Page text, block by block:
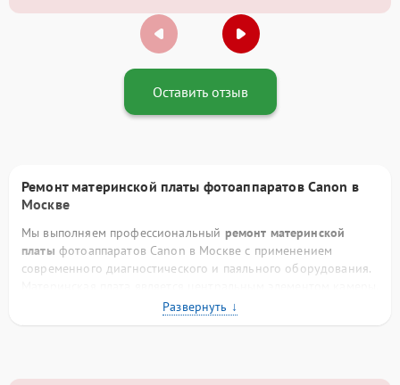
Оставить отзыв
Ремонт материнской платы фотоаппаратов Canon в
Москве
Мы выполняем профессиональный ремонт материнской
платы фотоаппаратов Canon в Москве с применением
современного диагностического и паяльного оборудования.
объединяющим процессор обработки изображения,